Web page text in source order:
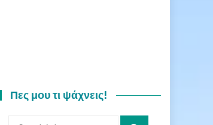
Πες μου τι ψάχνεις!